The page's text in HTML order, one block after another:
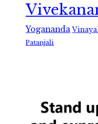
Yogananda
Patanjali